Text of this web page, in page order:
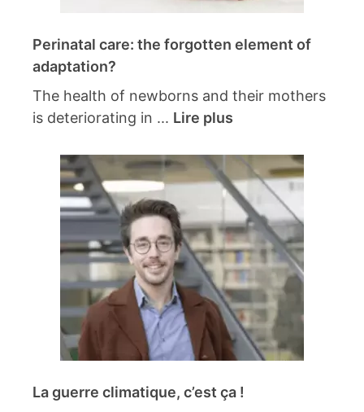
Perinatal care: the forgotten element of
adaptation?
The health of newborns and their mothers
is deteriorating in ... Lire plus
La guerre climatique, c’est ça !